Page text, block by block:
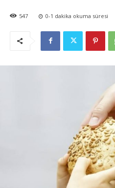
547 0-1 dakika okuma süresi